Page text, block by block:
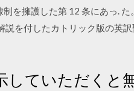
を擁護した第 12 条にあっ.
を付したカトリック版の英
ていただくと